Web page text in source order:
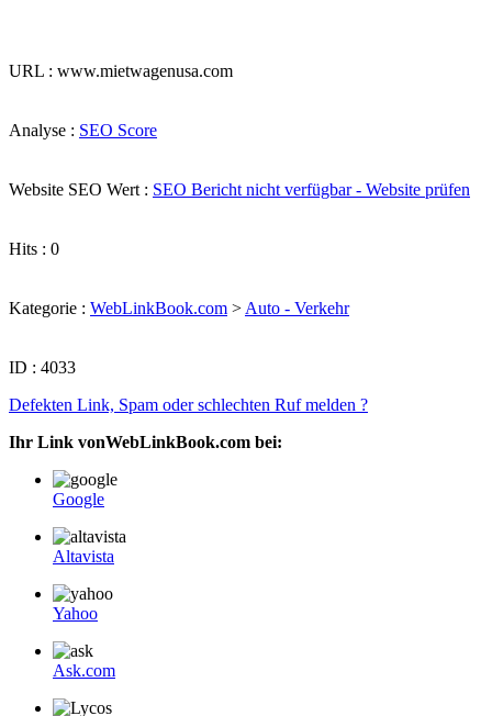
URL : www.mietwagenusa.com
Analyse : SEO Score
Website SEO Wert : SEO Bericht nicht verfügbar - Website prüfen
Hits : 0
Kategorie : WebLinkBook.com > Auto - Verkehr
ID : 4033
Defekten Link, Spam oder schlechten Ruf melden ?
Ihr Link vonWebLinkBook.com bei:
Google
Altavista
Yahoo
Ask.com